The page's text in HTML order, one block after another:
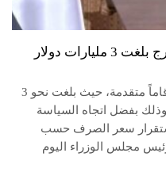
مدبولي: تحويلات المصريين بالخارج بلغت 3 مليارات دولار
حققت تحويلات المصريين بالخارج أرقاماً متقدمة، حيث بلغت نحو 3
بفضل اتجاه السياسة
سعر الصرف حسب
مجلس الوزراء اليوم